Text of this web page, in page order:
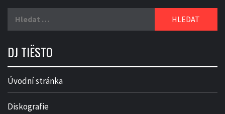
DJ TIËSTO
Úvodní stránka
Diskografie